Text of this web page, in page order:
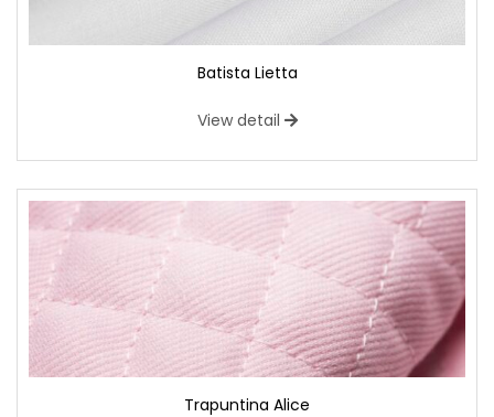
Batista Lietta
View detail
Trapuntina Alice